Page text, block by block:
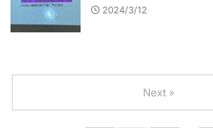
2024/3/12
Next »